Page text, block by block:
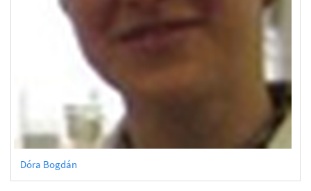
Dóra Bogdán